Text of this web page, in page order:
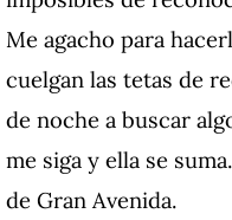
Me agacho para
cuelgan las tetas de
de noche a buscar
me siga y ella se
de Gran Avenida.